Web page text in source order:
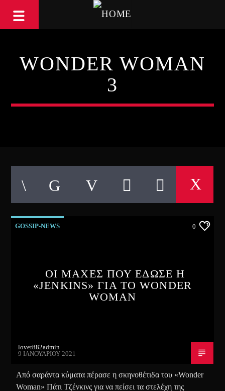
WONDER WOMAN
3
GOSSIP-NEWS 0
ΟΙ ΜΑΧΕΣ ΠΟΥ ΕΔΩΣΕ Η
«JEΝKINS» ΓΙΑ ΤΟ WONDER
WOMAN
lover882admin
9 ΙΑΝΟΥΑΡΊΟΥ 2021
Από σαράντα κύματα πέρασε η σκηνοθέτιδα του «Wonder
Woman» Πάτι Τζένκινς για να πείσει τα στελέχη της